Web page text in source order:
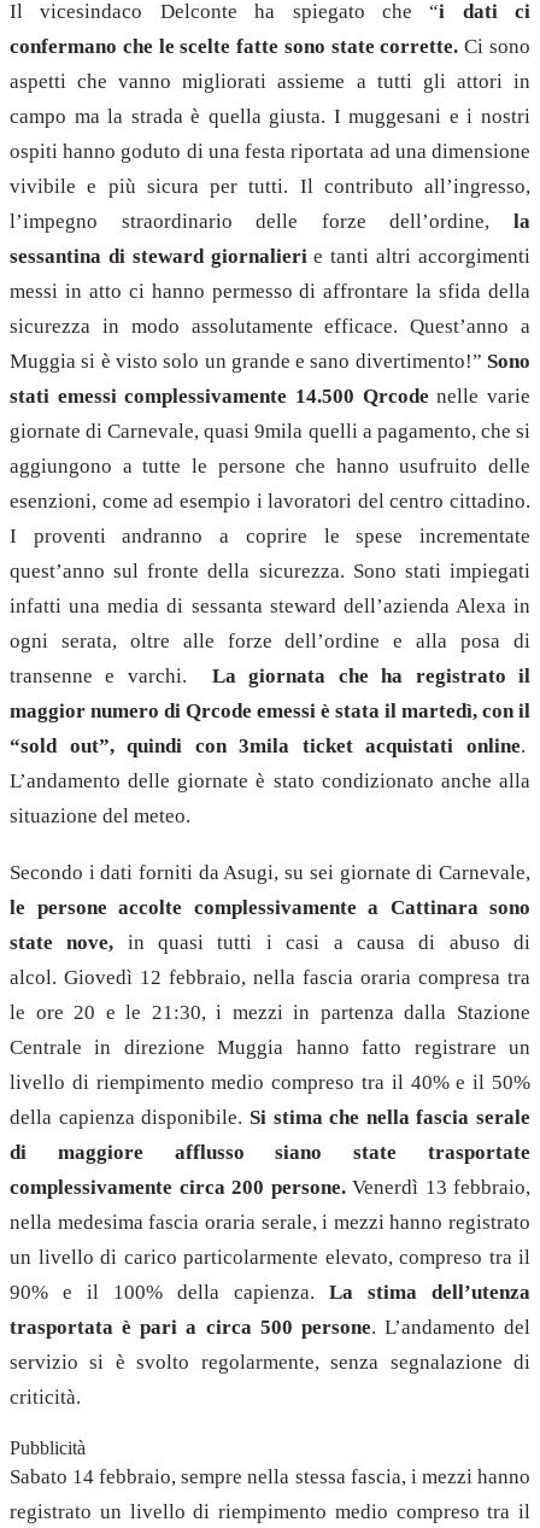
Il vicesindaco Delconte ha spiegato che “i dati ci
confermano che le scelte fatte sono state corrette. Ci sono
aspetti che vanno migliorati assieme a tutti gli attori in
campo ma la strada è quella giusta. I muggesani e i nostri
ospiti hanno goduto di una festa riportata ad una dimensione
vivibile e più sicura per tutti. Il contributo all’ingresso,
l’impegno straordinario delle forze dell’ordine, la
sessantina di steward giornalierie tanti altri accorgimenti
messi in atto ci hanno permesso di affrontare la sfida della
sicurezza in modo assolutamente efficace. Quest’anno a
Muggia si è visto solo un grande e sano divertimento!” Sono
stati emessi complessivamente 14.500 Qrcode nelle varie
giornate di Carnevale, quasi 9mila quelli a pagamento, che si
aggiungono a tutte le persone che hanno usufruito delle
esenzioni, come ad esempio i lavoratori del centro cittadino.
I proventi andranno a coprire le spese incrementate
quest’anno sul fronte della sicurezza. Sono stati impiegati
infatti una media di sessanta steward dell’azienda Alexa in
ogni serata, oltre alle forze dell’ordine e alla posa di
transenne e varchi. La giornata che ha registrato il
maggior numero di Qrcode emessi è stata il martedì, con il
“sold out”, quindi con 3mila ticket acquistati online.
L’andamento delle giornate è stato condizionato anche alla
situazione del meteo.
Secondo i dati forniti da Asugi, su sei giornate di Carnevale,
le persone accolte complessivamente a Cattinara sono
state nove, in quasi tutti i casi a causa di abuso di
alcol. Giovedì 12 febbraio, nella fascia oraria compresa tra
le ore 20 e le 21:30, i mezzi in partenza dalla Stazione
Centrale in direzione Muggia hanno fatto registrare un
livello di riempimento medio compreso tra il 40% e il 50%
della capienza disponibile. Si stima che nella fascia serale
di maggiore afflusso siano state trasportate
complessivamente circa 200 persone.Venerdì 13 febbraio,
nella medesima fascia oraria serale, i mezzi hanno registrato
un livello di carico particolarmente elevato, compreso tra il
90% e il 100% della capienza. La stima dell’utenza
trasportata è pari a circa 500 persone. L’andamento del
servizio si è svolto regolarmente, senza segnalazione di
criticità.
Pubblicità
Sabato 14 febbraio, sempre nella stessa fascia, i mezzi hanno
registrato un livello di riempimento medio compreso tra il